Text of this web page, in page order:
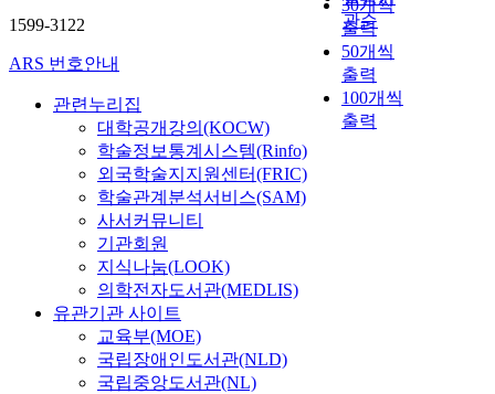
관순
30개씩
출력
50개씩
출력
100개씩
출력
1599-3122
ARS 번호안내
관련누리집
대학공개강의(KOCW)
학술정보통계시스템(Rinfo)
외국학술지지원센터(FRIC)
학술관계분석서비스(SAM)
사서커뮤니티
기관회원
지식나눔(LOOK)
의학전자도서관(MEDLIS)
유관기관 사이트
교육부(MOE)
국립장애인도서관(NLD)
국립중앙도서관(NL)